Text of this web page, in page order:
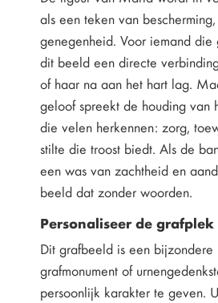
als een teken van
genegenheid. Voor iemand
dit beeld een directe
of haar na aan het hart lag.
geloof spreekt de houding van
die velen herkennen: zorg,
stilte die troost biedt. Als de
een was van zachtheid en
beeld dat zonder woorden.
Personaliseer de grafplek
Dit grafbeeld is een bijzondere
grafmonument of
persoonlijk karakter te geven.